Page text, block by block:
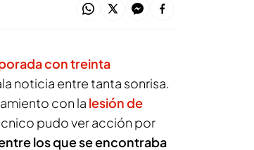
con treinta
noticia entre tanta sonrisa.
con la lesión de
pudo ver acción por
los que se encontraba